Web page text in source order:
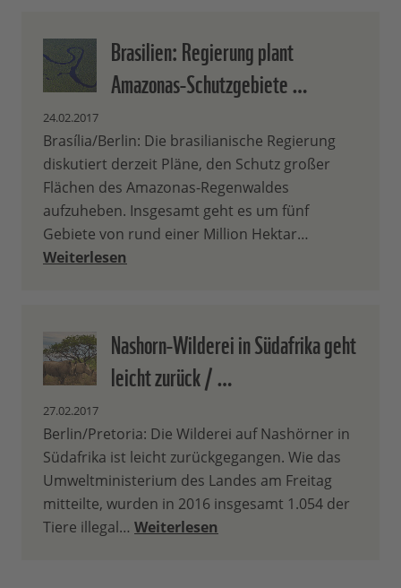
Brasilien: Regierung plant
Amazonas-Schutzgebiete …
24.02.2017
Brasília/Berlin: Die brasilianische Regierung
diskutiert derzeit Pläne, den Schutz großer
Flächen des Amazonas-Regenwaldes
aufzuheben. Insgesamt geht es um fünf
Gebiete von rund einer Million Hektar…
Weiterlesen
Nashorn-Wilderei in Südafrika geht
leicht zurück / …
27.02.2017
Berlin/Pretoria: Die Wilderei auf Nashörner in
Südafrika ist leicht zurückgegangen. Wie das
Umweltministerium des Landes am Freitag
mitteilte, wurden in 2016 insgesamt 1.054 der
Tiere illegal… Weiterlesen